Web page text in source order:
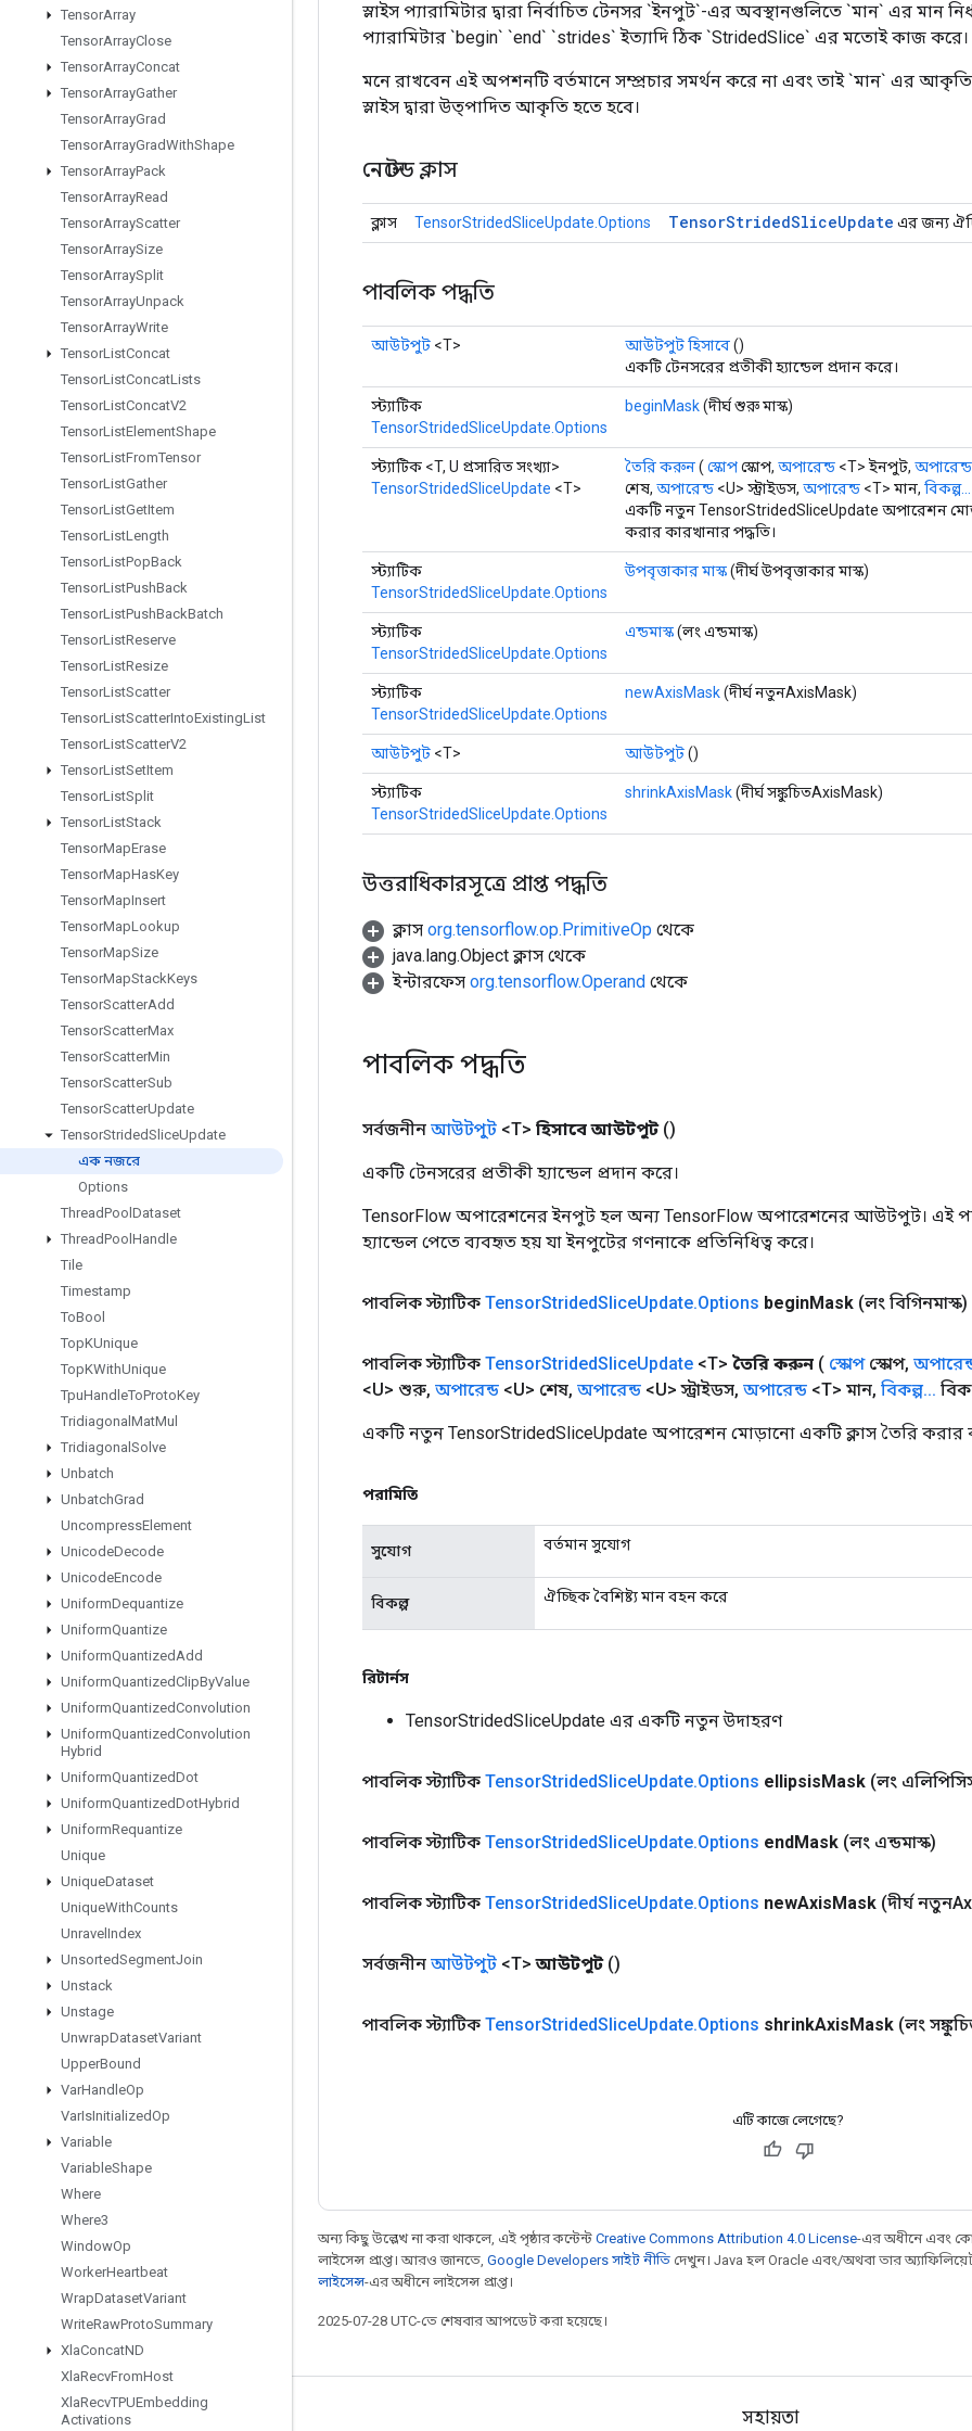
TensorArray
TensorArrayClose
TensorArrayConcat
TensorArrayGather
TensorArrayGrad
TensorArrayGradWithShape
TensorArrayPack
TensorArrayRead
TensorArrayScatter
TensorArraySize
TensorArraySplit
TensorArrayUnpack
TensorArrayWrite
TensorListConcat
TensorListConcatLists
TensorListConcatV2
TensorListElementShape
TensorListFromTensor
TensorListGather
TensorListGetItem
TensorListLength
TensorListPopBack
TensorListPushBack
TensorListPushBackBatch
TensorListReserve
TensorListResize
TensorListScatter
TensorListScatterIntoExistingList
TensorListScatterV2
TensorListSetItem
TensorListSplit
TensorListStack
TensorMapErase
TensorMapHasKey
TensorMapInsert
TensorMapLookup
TensorMapSize
TensorMapStackKeys
TensorScatterAdd
TensorScatterMax
TensorScatterMin
TensorScatterSub
TensorScatterUpdate
TensorStridedSliceUpdate
এক নজরে
Options
ThreadPool Dataset
ThreadPool Handle
Tile
Timestamp
ToBool
TopKUnique
TopKWithUnique
TpuHandleToProtoKey
Tridiagonal MatMul
Tridiagonal Solve
Unbatch
UnbatchGrad
UncompressElement
UnicodeDecode
UnicodeEncode
UniformDequantize
UniformQuantize
UniformQuantizedAdd
UniformQuantizedClipByValue
UniformQuantizedConvolution
UniformQuantizedConvolution
Hybrid
UniformQuantizedDot
UniformQuantizedDotHybrid
UniformRequantize
Unique
UniqueDataset
UniqueWithCounts
Unravel Index
UnsortedSegmentJoin
Unstack
Unstage
UnwrapDatasetVariant
UpperBound
VarHandleOp
VarIsInitializedOp
Variable
VariableShape
Where
Where3
WindowOp
WorkerHeartbeat
WrapDatasetVariant
WriteRawProtoSummary
XlaConcatND
XlaRecvFromHost
XlaRecvTPUEmbedding
Activations
স্লাইস প্যারামিটার দ্বারা নির্বাচিত টেনসর `ইনপুট`-এর অবস্থানগুলিতে `মান` এর মান
প্যারামিটার `begin` `end` `strides` ইত্যাদি ঠিক `StridedSlice` এর মতোই কাজ করে।
মনে রাখবেন এই অপশনটি বর্তমানে সম্প্রচার সমর্থন করে না এবং তাই `মান` এর
স্লাইস দ্বারা উত্পাদিত আকৃতি হতে হবে।
নেস্টেড ক্লাস
ক্লাস TensorStridedSliceUpdate.Options TensorStridedSliceUpdate এর জন্য
পাবলিক পদ্ধতি
আউটপুট <T> আউটপুট হিসাবে()
একটি টেনসরের প্রতীকী হ্যান্ডেল প্রদান করে।
স্ট্যাটিক
TensorStridedSliceUpdate.Options
beginMask(দীর্ঘ শুরু মাস্ক)
স্ট্যাটিক <T, U প্রসারিত সংখ্যা>
TensorStridedSliceUpdate <T>
তৈরি করুন( স্কোপস্কোপ, অপারেন্ড <T> ইনপুট, অপারেন্ড
শেষ, অপারেন্ড <U> স্ট্রাইডস, অপারেন্ড <T> মান, বিকল্প...
একটি নতুন TensorStridedSliceUpdate অপারেশন
করার কারখানার পদ্ধতি।
স্ট্যাটিক
TensorStridedSliceUpdate.Options
উপবৃত্তাকার মাস্ক(দীর্ঘ উপবৃত্তাকার মাস্ক)
স্ট্যাটিক
TensorStridedSliceUpdate.Options
এন্ডমাস্ক(লং এন্ডমাস্ক)
স্ট্যাটিক
TensorStridedSliceUpdate.Options
newAxisMask(দীর্ঘ নতুনAxisMask)
আউটপুট <T> আউটপুট()
স্ট্যাটিক
TensorStridedSliceUpdate.Options
shrinkAxisMask(দীর্ঘ সঙ্কুচিতAxisMask)
উত্তরাধিকারসূত্রে প্রাপ্ত পদ্ধতি
ক্লাস org.tensorflow.op.PrimitiveOp থেকে
java.lang.Object ক্লাস থেকে
ইন্টারফেস org.tensorflow.Operand থেকে
পাবলিক পদ্ধতি
সর্বজনীন আউটপুট <T> হিসাবে আউটপুট ()
একটি টেনসরের প্রতীকী হ্যান্ডেল প্রদান করে।
TensorFlow অপারেশনের ইনপুট হল অন্য TensorFlow অপারেশনের আউটপুট। এই
হ্যান্ডেল পেতে ব্যবহৃত হয় যা ইনপুটের গণনাকে প্রতিনিধিত্ব করে।
পাবলিক স্ট্যাটিক TensorStridedSliceUpdate.Options beginMask (লং বিগিনমাস্ক)
পাবলিক স্ট্যাটিক TensorStridedSliceUpdate <T> তৈরি করুন ( স্কোপস্কোপ,
<U> শুরু, অপারেন্ড <U> শেষ, অপারেন্ড <U> স্ট্রাইডস, অপারেন্ড <T> মান, বিকল্প...
একটি নতুন TensorStridedSliceUpdate অপারেশন মোড়ানো একটি ক্লাস তৈরি করার
পরামিতি
সুযোগ বর্তমান সুযোগ
বিকল্প ঐচ্ছিক বৈশিষ্ট্য মান বহন করে
রিটার্নস
TensorStridedSliceUpdate এর একটি নতুন উদাহরণ
পাবলিক স্ট্যাটিক TensorStridedSliceUpdate.Options ellipsisMask (লং
পাবলিক স্ট্যাটিক TensorStridedSliceUpdate.Options endMask (লং এন্ডমাস্ক)
পাবলিক স্ট্যাটিক TensorStridedSliceUpdate.Options newAxisMask (দীর্ঘ
সর্বজনীন আউটপুট <T> আউটপুট ()
পাবলিক স্ট্যাটিক TensorStridedSliceUpdate.Options shrinkAxisMask (লং
এটি কাজে লেগেছে?
অন্য কিছু উল্লেখ না করা থাকলে, এই পৃষ্ঠার কন্টেন্ট Creative Commons Attribution 4.0 License-এর অধীনে এবং
লাইসেন্স প্রাপ্ত। আরও জানতে, Google Developers সাইট নীতি দেখুন। Java হল Oracle এবং/অথবা তার অ্যাফিলিয়েট
লাইসেন্স-এর অধীনে লাইসেন্স প্রাপ্ত।
2025-07-28 UTC-তে শেষবার আপডেট করা হয়েছে।
সবসময় যুক্ত থাকুন সহায়তা